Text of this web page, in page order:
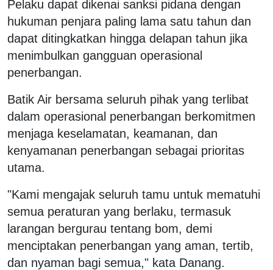
Pelaku dapat dikenai sanksi pidana dengan
hukuman penjara paling lama satu tahun dan
dapat ditingkatkan hingga delapan tahun jika
menimbulkan gangguan operasional
penerbangan.
Batik Air bersama seluruh pihak yang terlibat
dalam operasional penerbangan berkomitmen
menjaga keselamatan, keamanan, dan
kenyamanan penerbangan sebagai prioritas
utama.
"Kami mengajak seluruh tamu untuk mematuhi
semua peraturan yang berlaku, termasuk
larangan bergurau tentang bom, demi
menciptakan penerbangan yang aman, tertib,
dan nyaman bagi semua," kata Danang.